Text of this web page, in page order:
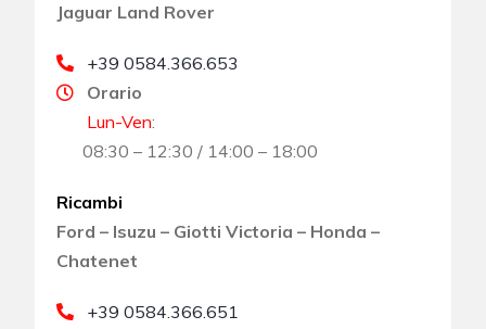
Jaguar Land Rover
+39 0584.366.653
Orario
Lun-Ven:
08:30 – 12:30 / 14:00 – 18:00
Ricambi
Ford – Isuzu – Giotti Victoria – Honda –
Chatenet
+39 0584.366.651